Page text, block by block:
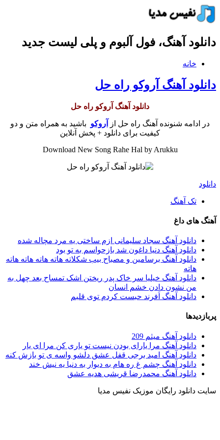
دانلود آهنگ، فول آلبوم و پلی لیست جدید
خانه
دانلود آهنگ آروکو راه حل
دانلود آهنگ آروکو راه حل
در ادامه شنونده آهنگ راه حل از آروکو باشید به همراه متن و دو
کیفیت برای دانلود + پخش آنلاین
Download New Song Rahe Hal by Arukku
دانلود
تک آهنگ
آهنگ های داغ
دانلود آهنگ سجاد سلیمانی ازم ساختی یه مرد مچاله شده
دانلود آهنگ دنیا داغون شد بازحواسم به تو بود
دانلود آهنگ برسامین و مصباح بیب شکلاته هاته هاته هاته هاته
هاته
دانلود آهنگ خیلیا سر خاک پدر ریختن اشک تمساح بعد چهل به
من نشون دادن خشم انسان
دانلود آهنگ اَفرند حبست کردم توی قلبم
پربازدیدها
دانلود آهنگ میثم 209
دانلود آهنگ مرا یارای بودن نیست تو یاری کن مرا ای یار
دانلود آهنگ امید برجی قفل عشق دلشو واسه ی تو بازش کنه
دانلود آهنگ چشم غ ره هام به دیوار به دنیا یه نیش خند
دانلود آهنگ محمدرضا قریشی هدیه عشق
سایت دانلود رایگان موزیک نفیس مدیا